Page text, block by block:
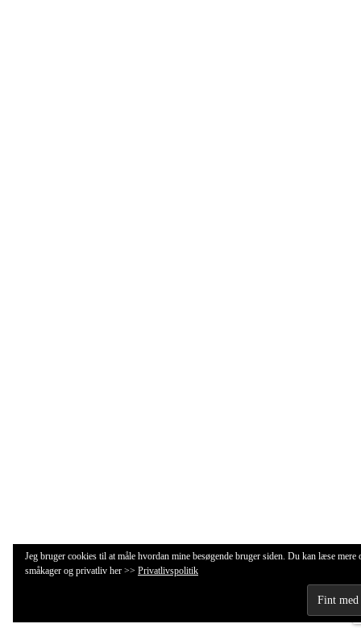
Jeg bruger cookies til at måle hvordan mine besøgende bruger siden. Du kan læse mere
småkager og privatliv her >> Privatlivspolitik